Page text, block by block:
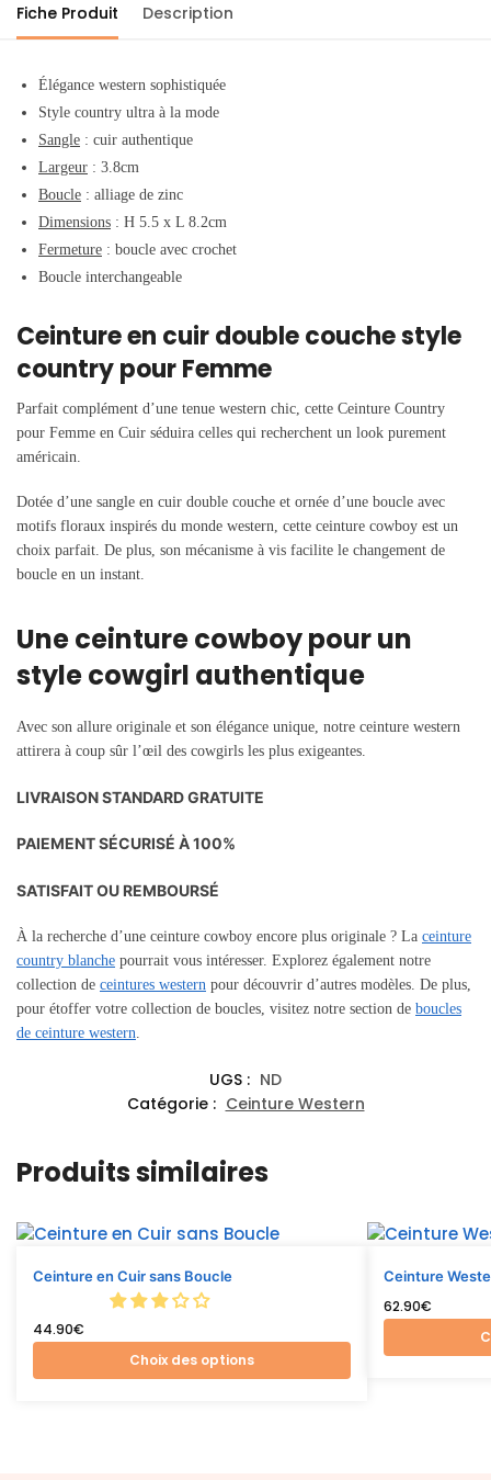
Fiche Produit Description
Élégance western sophistiquée
Style country ultra à la mode
Sangle : cuir authentique
Largeur : 3.8cm
Boucle : alliage de zinc
Dimensions : H 5.5 x L 8.2cm
Fermeture : boucle avec crochet
Boucle interchangeable
Ceinture en cuir double couche style
country pour Femme
Parfait complément d’une tenue western chic, cette Ceinture Country
pour Femme en Cuir séduira celles qui recherchent un look purement
américain.
Dotée d’une sangle en cuir double couche et ornée d’une boucle avec
motifs floraux inspirés du monde western, cette ceinture cowboy est un
choix parfait. De plus, son mécanisme à vis facilite le changement de
boucle en un instant.
Une ceinture cowboy pour un
style cowgirl authentique
Avec son allure originale et son élégance unique, notre ceinture western
attirera à coup sûr l’œil des cowgirls les plus exigeantes.
LIVRAISON STANDARD GRATUITE
PAIEMENT SÉCURISÉ À 100%
SATISFAIT OU REMBOURSÉ
À la recherche d’une ceinture cowboy encore plus originale ? La ceinture
country blanche pourrait vous intéresser. Explorez également notre
collection de ceintures western pour découvrir d’autres modèles. De plus,
pour étoffer votre collection de boucles, visitez notre section de boucles
de ceinture western.
UGS : ND
Catégorie : Ceinture Western
Produits similaires
Ceinture en Cuir sans Boucle
44.90€
Choix des options
Ceinture
62.90€